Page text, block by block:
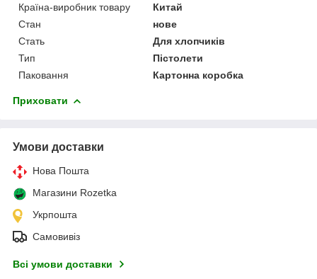
Країна-виробник товару
Китай
Стан
нове
Стать
Для хлопчиків
Тип
Пістолети
Паковання
Картонна коробка
Приховати
Умови доставки
Нова Пошта
Магазини Rozetka
Укрпошта
Самовивіз
Всі умови доставки